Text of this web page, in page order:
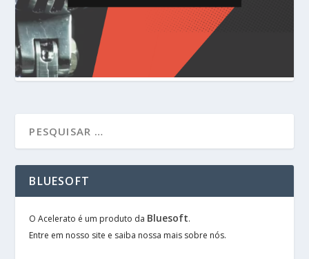
BLUESOFT
O Acelerato é um produto da Bluesoft.
Entre em nosso site e saiba nossa mais sobre nós.